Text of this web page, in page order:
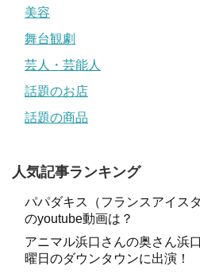
美容
舞台観劇
芸人・芸能人
話題のお店
話題の商品
人気記事ランキング
パパダキス（フランスアイス
のyoutube動画は？
アニマル浜口さんの奥さん浜
曜日のダウンタウンに出演！